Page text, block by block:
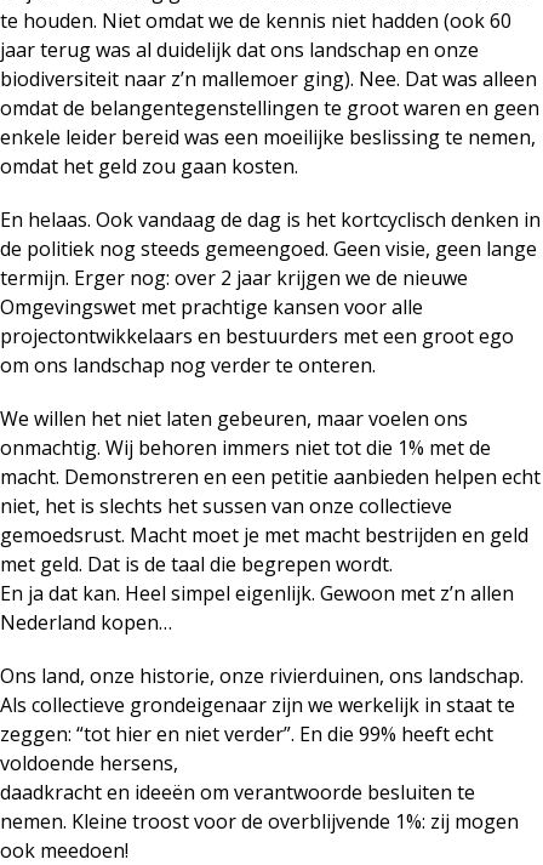
te houden. Niet omdat we de kennis niet hadden (ook 60
jaar terug was al duidelijk dat ons landschap en onze
biodiversiteit naar z’n mallemoer ging). Nee. Dat was alleen
omdat de belangentegenstellingen te groot waren en geen
enkele leider bereid was een moeilijke beslissing te nemen,
omdat het geld zou gaan kosten.
En helaas. Ook vandaag de dag is het kortcyclisch denken in
de politiek nog steeds gemeengoed. Geen visie, geen lange
termijn. Erger nog: over 2 jaar krijgen we de nieuwe
Omgevingswet met prachtige kansen voor alle
projectontwikkelaars en bestuurders met een groot ego
om ons landschap nog verder te onteren.
We willen het niet laten gebeuren, maar voelen ons
onmachtig. Wij behoren immers niet tot die 1% met de
macht. Demonstreren en een petitie aanbieden helpen echt
niet, het is slechts het sussen van onze collectieve
gemoedsrust. Macht moet je met macht bestrijden en geld
met geld. Dat is de taal die begrepen wordt.
En ja dat kan. Heel simpel eigenlijk. Gewoon met z’n allen
Nederland kopen…
Ons land, onze historie, onze rivierduinen, ons landschap.
Als collectieve grondeigenaar zijn we werkelijk in staat te
zeggen: “tot hier en niet verder”. En die 99% heeft echt
voldoende hersens,
daadkracht en ideeën om verantwoorde besluiten te
nemen. Kleine troost voor de overblijvende 1%: zij mogen
ook meedoen!